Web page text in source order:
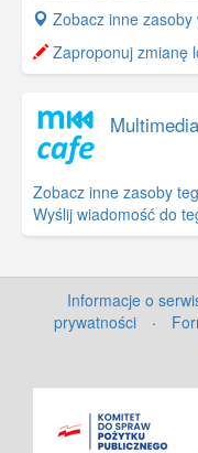
+
−
Zobacz inne zasoby
Zaproponuj zmianę
Zobacz inne zasoby
Wyślij wiadomość do
Informacje o
prywatności
·